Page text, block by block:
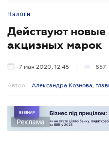
Налоги
Действуют
акцизных марок
7 мая 2020, 12:45 657
Автор: Александра Кознова,
Реклама